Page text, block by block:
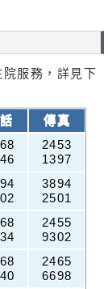
服務，詳見下
傳真
2453
1397
3894
2501
2455
9302
2465
6698